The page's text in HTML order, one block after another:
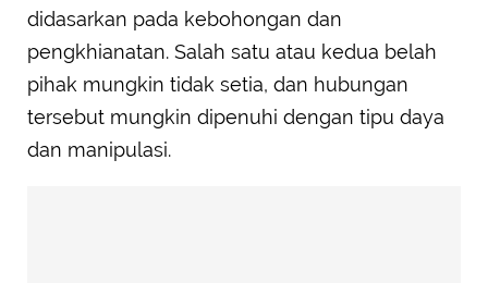
didasarkan pada kebohongan dan
pengkhianatan. Salah satu atau kedua belah
pihak mungkin tidak setia, dan hubungan
tersebut mungkin dipenuhi dengan tipu daya
dan manipulasi.